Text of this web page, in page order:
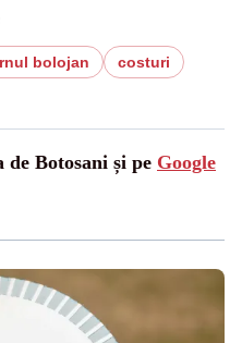
bolojan
costuri
Botosani și pe Google